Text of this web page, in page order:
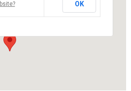
Villeneuve - Châtellerault
OK